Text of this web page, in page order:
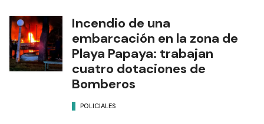
Incendio de una
embarcación en la zona de
Playa Papaya: trabajan
cuatro dotaciones de
Bomberos
POLICIALES